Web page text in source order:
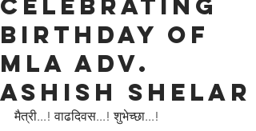
celebrating
Birthday of
MLA Adv.
Ashish Shelar
मैत्री...! वाढदिवस...! शुभेच्छा...!